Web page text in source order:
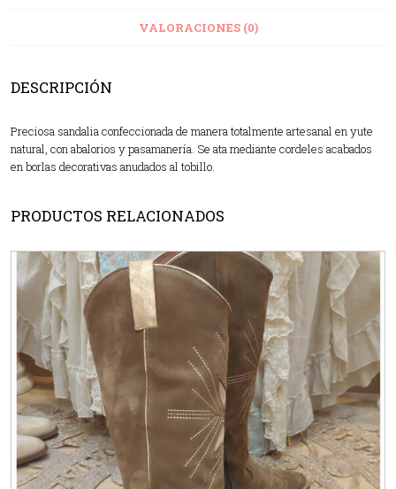
VALORACIONES (0)
DESCRIPCIÓN
Preciosa sandalia confeccionada de manera totalmente artesanal en yute
natural, con abalorios y pasamanería. Se ata mediante cordeles acabados
en borlas decorativas anudados al tobillo.
PRODUCTOS RELACIONADOS